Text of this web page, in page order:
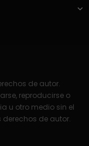
de autor.
reproducirse o
u otro medio sin el
derechos de autor.